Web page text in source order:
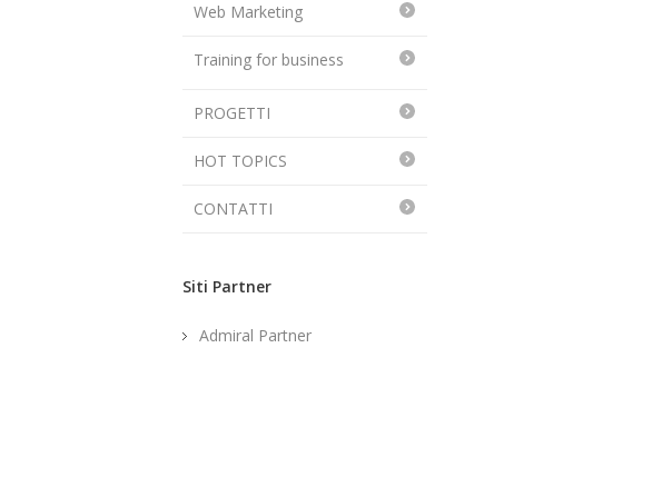
Web Marketing
Training for business
PROGETTI
HOT TOPICS
CONTATTI
Siti Partner
Admiral Partner